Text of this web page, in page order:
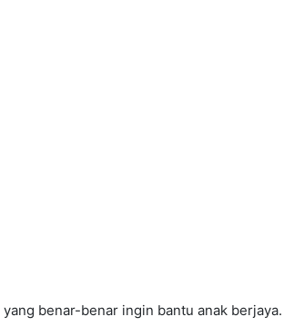
benar-benar ingin bantu anak berjaya.